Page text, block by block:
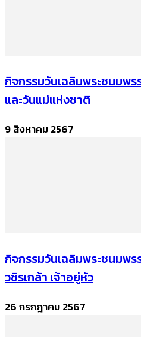
กิจกรรมวันเฉลิมพระชนมพ
และวันแม่แห่งชาติ
9 สิงหาคม 2567
กิจกรรมวันเฉลิมพระชนมพร
วชิรเกล้า เจ้าอยู่หัว
26 กรกฎาคม 2567